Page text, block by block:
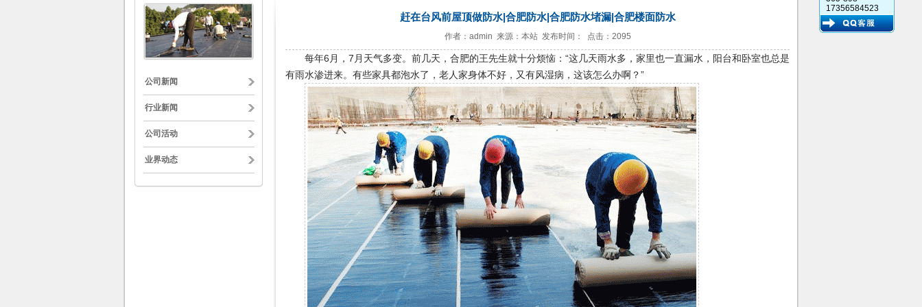
公司新闻
行业新闻
公司活动
业界动态
赶在台风前屋顶做防水|合肥防水|合肥防水堵漏|合肥楼面防水
作者：admin 来源：本站 发布时间： 点击：2095
每年6月，7月天气多变。前几天，合肥的王先生就十分烦恼：“这几天雨水多，家里也一直漏水，阳台和卧室也总是
有雨水渗进来。有些家具都泡水了，老人家身体不好，又有风湿病，这该怎么办啊？”
17356584523